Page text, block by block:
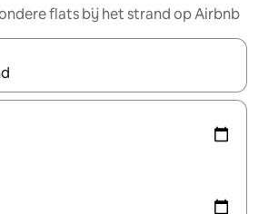
flats bij het strand op Airbnb
beschikbaar zijn, maak je een keuze